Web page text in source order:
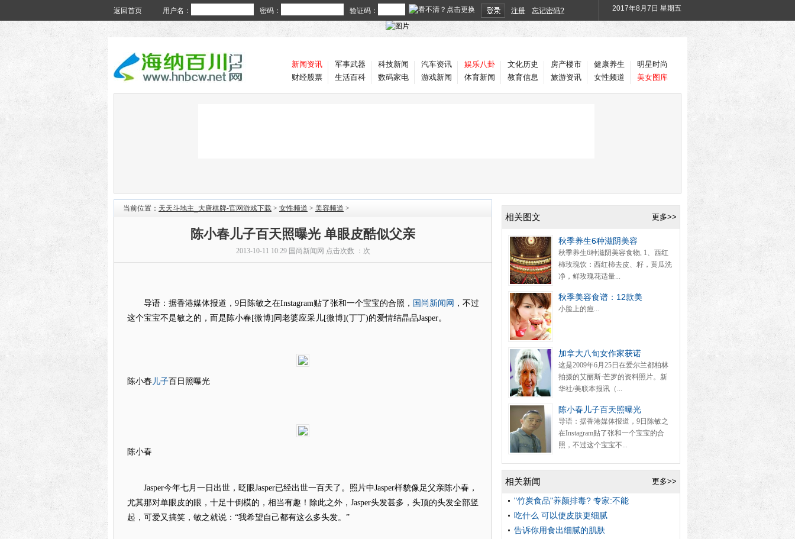
返回首页 用户名： 密码： 验证码： 注册 忘记密码? 2017年8月7日 星期五
新闻资讯
财经股票
军事武器
生活百科
科技新闻
数码家电
汽车资讯
游戏新闻
娱乐八卦
体育新闻
文化历史
教育信息
房产楼市
旅游资讯
健康养生
女性频道
明星时尚
美女图库
当前位置： 天天斗地主_大唐棋牌-官网游戏下载 > 女性频道 > 美容频道 >
陈小春儿子百天照曝光 单眼皮酷似父亲
2013-10-11 10:29 国尚新闻网 点击次数 ： 次
导语：据香港媒体报道，9日陈敏之在Instagram贴了张和一个宝宝的合照， 国尚新闻网 ，不过
这个宝宝不是敏之的，而是陈小春[微博]同老婆应采儿[微博](丁丁)的爱情结晶品Jasper。
陈小春 儿子百日照曝光
陈小春
Jasper今年七月一日出世，眨眼Jasper已经出世一百天了。照片中Jasper样貌像足父亲陈小春，
尤其那对单眼皮的眼，十足十倒模的，相当有趣！除此之外，Jasper头发甚多，头顶的头发全部竖
起，可爱又搞笑，敏之就说：“我希望自己都有这么多头发。”
更多>>
相关图文
秋季养生6种滋阴美容
秋季养生6种滋阴美容食物, 1、西红
柿玫瑰饮：西红柿去皮、籽，黄瓜洗
净，鲜玫瑰花适量...
秋季美容食谱：12款美
小脸上的痘...
加拿大八旬女作家获诺
这是2009年6月25日在爱尔兰都柏林
拍摄的艾丽斯·芒罗的资料照片。新
华社/美联本报讯（...
陈小春儿子百天照曝光
导语：据香港媒体报道，9日陈敏之
在Instagram贴了张和一个宝宝的合
照，不过这个宝宝不...
更多>>
相关新闻
"竹炭食品"养颜排毒? 专家:不能
吃什么 可以使皮肤更细腻
告诉你用食出细腻的肌肤